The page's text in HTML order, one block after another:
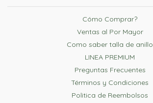
Cómo Comprar?
Ventas al Por Mayor
Como saber talla de anillo
LINEA PREMIUM
Preguntas Frecuentes
Términos y Condiciones
Politica de Reembolsos